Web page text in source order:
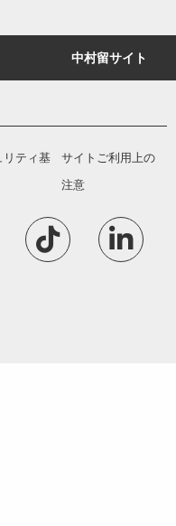
中村留サイト
リティ基
サイトご利用上の
注意